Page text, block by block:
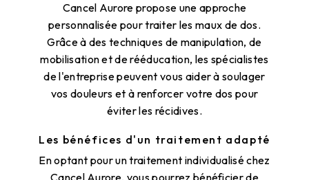
Cancel Aurore propose une approche
personnalisée pour traiter les maux de dos.
Grâce à des techniques de manipulation, de
mobilisation et de rééducation, les spécialistes
de l'entreprise peuvent vous aider à soulager
vos douleurs et à renforcer votre dos pour
éviter les récidives.
Les bénéfices d'un traitement adapté
En optant pour un traitement individualisé chez
Cancel Aurore, vous pourrez bénéficier de